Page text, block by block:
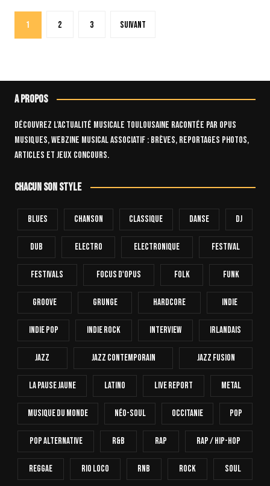
Pagination
des
1 2 3 Suivant
A propos
Découvrez l’actualité musicale toulousaine racontée par OPUS
Musiques, webzine musical associatif : brèves, reportages photos,
articles et jeux concours.
Chacun son style
Blues Chanson Classique Danse Dj
Dub Electro Electronique FESTIVAL
Festivals Focus D'Opus Folk Funk
Groove Grunge Hardcore INDIE
Indie Pop Indie Rock Interview Irlandais
Jazz Jazz Contemporain Jazz Fusion
La Pause Jaune Latino Live Report Metal
Musique Du Monde Néo-Soul Occitanie Pop
Pop Alternative R&B Rap Rap / Hip-Hop
Reggae Rio Loco RnB Rock Soul